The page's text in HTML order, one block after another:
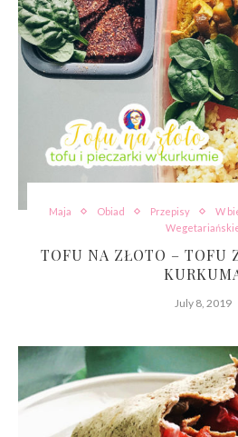
Maja Obiad Przepisy W
TOFU NA ZŁOTO – TOFU
July 8, 2019